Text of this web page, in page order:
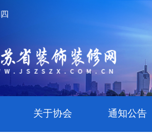
关于协会 通知公告